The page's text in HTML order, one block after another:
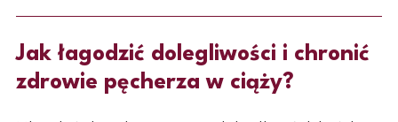
Jak łagodzić dolegliwości i chronić
zdrowie pęcherza w ciąży?